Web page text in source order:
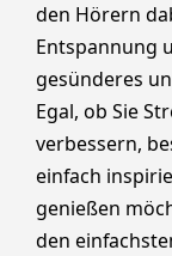
den Hörern
Entspannung
gesünderes
Egal, ob Sie
verbessern,
einfach
genießen
den